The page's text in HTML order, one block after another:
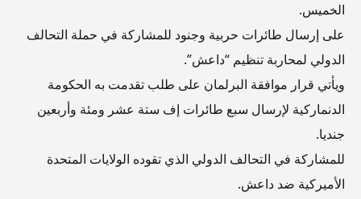
الخميس.
على إرسال طائرات حربية وجنود للمشاركة في حملة التحالف
الدولي لمحاربة تنظيم “داعش”.
ويأتي قرار موافقة البرلمان على طلب تقدمت به الحكومة
الدنماركية لإرسال سبع طائرات إف ستة عشر ومئة وأربعين
جنديا.
للمشاركة في التحالف الدولي الذي تقوده الولايات المتحدة
الأميركية ضد داعش.